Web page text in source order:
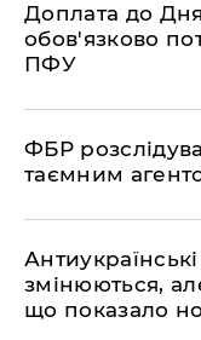
Доплата до
обов'язково
ПФУ
ФБР
таємним
змінюються,
що показало